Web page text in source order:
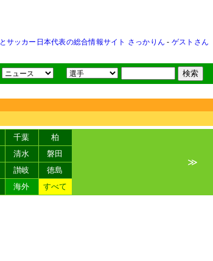
サッカー日本代表の総合情報サイト さっかりん - ゲストさん
千葉
柏
清水
磐田
讃岐
徳島
海外 すべて
≫